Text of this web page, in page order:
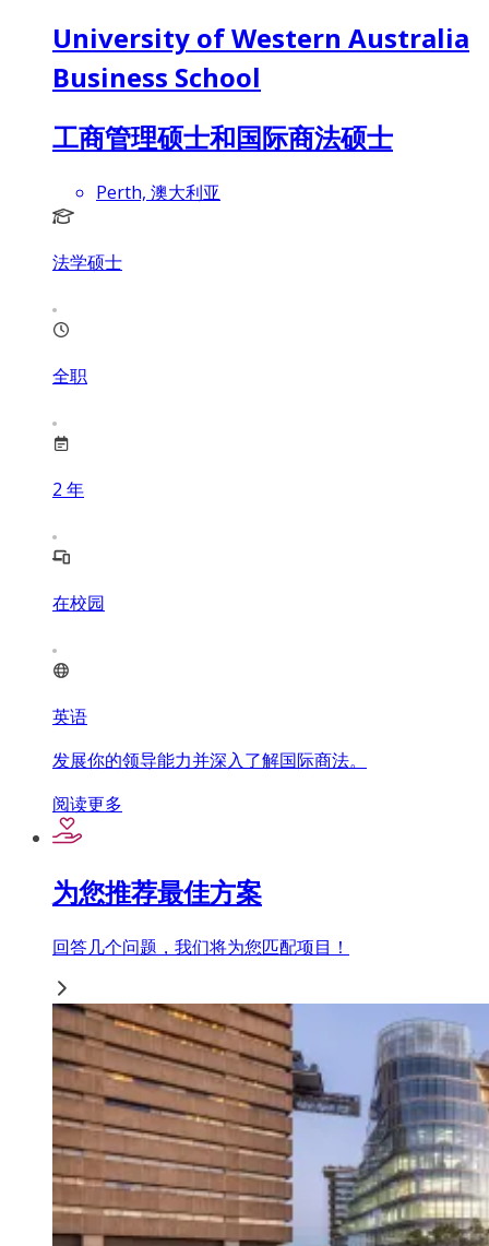
University of Western Australia
Business School
工商管理硕士和国际商法硕士
Perth, 澳大利亚
法学硕士
全职
2 年
在校园
英语
发展你的领导能力并深入了解国际商法。
阅读更多
为您推荐最佳方案
回答几个问题，我们将为您匹配项目！